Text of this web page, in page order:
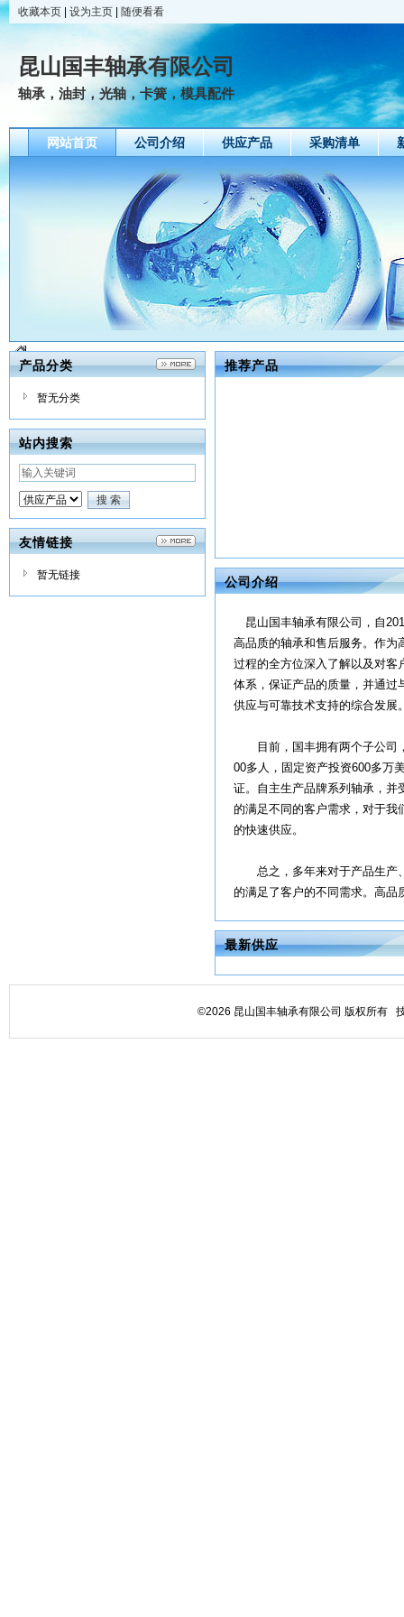
收藏本页 设为主页 随便看看
昆山国丰轴承有限公司
轴承，油封，光轴，卡簧，模具配件
网站首页 公司介绍 供应产品 采购清单
产品分类
暂无分类
站内搜索
友情链接
暂无链接
推荐产品
公司介绍
昆山国丰轴承有限公司，自
高品质的轴承和售后服务。作为
过程的全方位深入了解以及对客
体系，保证产品的质量，并通过
供应与可靠技术支持的综合发展
目前，国丰拥有两个子公司
00多人，固定资产投资600多万
证。自主生产品牌系列轴承，并
的满足不同的客户需求，对于我
的快速供应。
总之，多年来对于产品生产、
的满足了客户的不同需求。高品
最新供应
©2026 昆山国丰轴承有限公司 版权所有